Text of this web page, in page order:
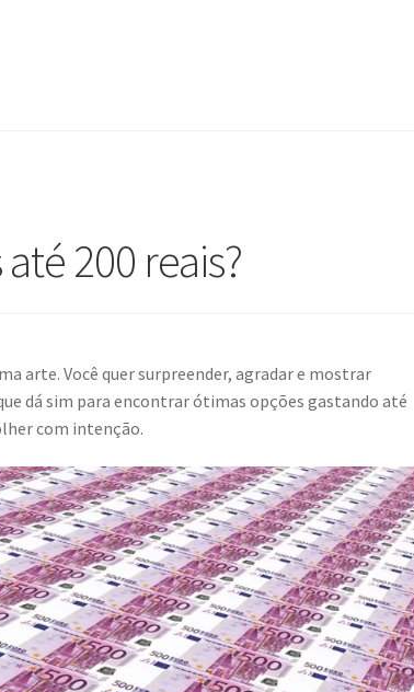
200 reais?
arte. Você quer surpreender, agradar e mostrar
dá sim para encontrar ótimas opções gastando até
com intenção.